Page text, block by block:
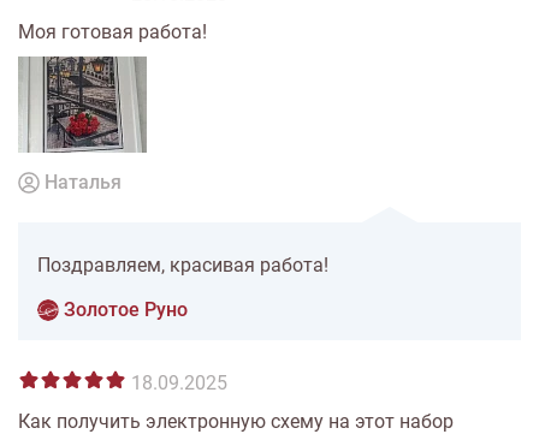
Моя готовая работа!
Наталья
Поздравляем, красивая работа!
Золотое Руно
18.09.2025
Как получить электронную схему на этот набор